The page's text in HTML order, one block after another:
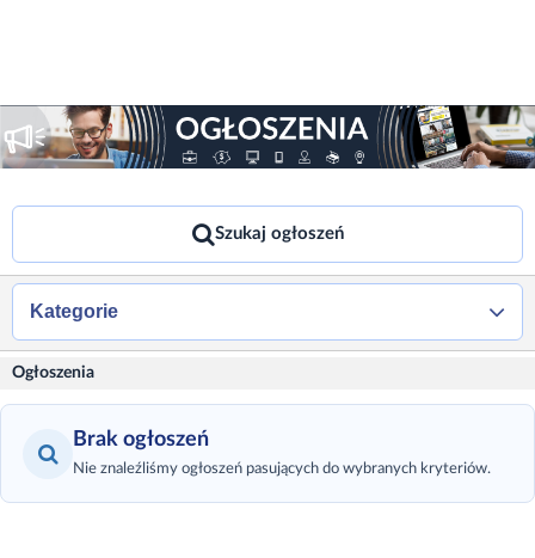
Szukaj ogłoszeń
Kategorie
Ogłoszenia
Brak ogłoszeń
Nie znaleźliśmy ogłoszeń pasujących do wybranych kryteriów.